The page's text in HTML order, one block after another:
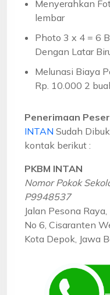
Menyerahkan
lembar
Photo 3 x 4 = 6
Dengan Latar
Melunasi Biaya
Rp. 10.000 2
Penerimaan
INTAN Sudah
kontak berikut :
PKBM INTAN
Nomor Pokok
P9948537
Jalan Pesona
No 6, Cisaranten
Kota Depok, Jawa